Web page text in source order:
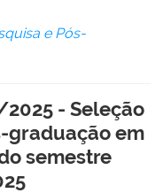
e Pós-
2025 - Seleção
graduação em
semestre